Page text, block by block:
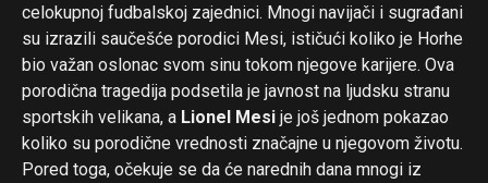
celokupnoj fudbalskoj zajednici. Mnogi navijači i sugrađani
su izrazili saučešće porodici Mesi, ističući koliko je Horhe
bio važan oslonac svom sinu tokom njegove karijere. Ova
porodična tragedija podsetila je javnost na ljudsku stranu
sportskih velikana, a Lionel Mesi je još jednom pokazao
koliko su porodične vrednosti značajne u njegovom životu.
Pored toga, očekuje se da će narednih dana mnogi iz